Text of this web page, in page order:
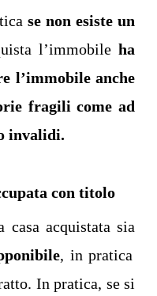
se non esiste un
l’immobile ha
l’immobile anche
fragili come ad
invalidi.
con titolo
casa acquistata sia
, in pratica
In pratica, se si